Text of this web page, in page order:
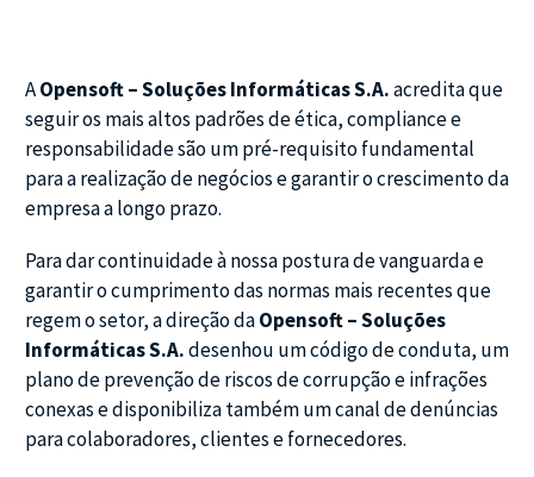
AOpensoft – Soluções Informáticas S.A.acredita que
seguir os mais altos padrões de ética, compliance e
responsabilidade são um pré-requisito fundamental
para a realização de negócios e garantir o crescimento da
empresa a longo prazo.
Para dar continuidade à nossa postura de vanguarda e
garantir o cumprimento das normas mais recentes que
regem o setor, a direção daOpensoft – Soluções
Informáticas S.A.desenhou um código de conduta, um
plano de prevenção de riscos de corrupção e infrações
conexas e disponibiliza também um canal de denúncias
para colaboradores, clientes e fornecedores.